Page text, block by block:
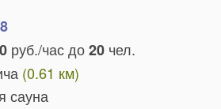
руб./час до20 чел.
(0.61 км)
сауна